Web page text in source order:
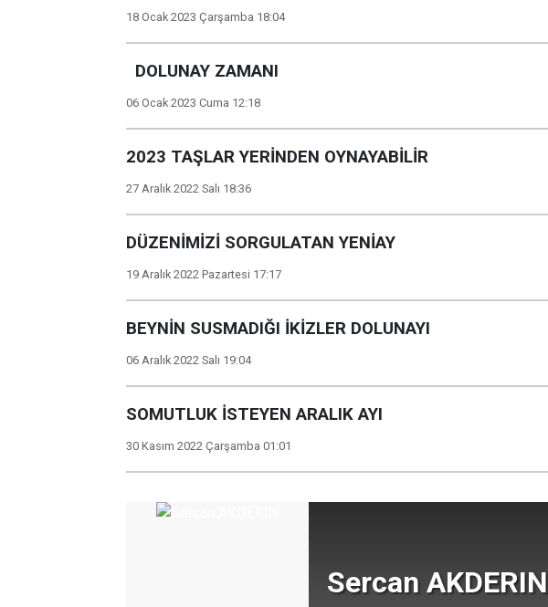
18 Ocak 2023 Çarşamba 18:04
DOLUNAY ZAMANI
06 Ocak 2023 Cuma 12:18
2023 TAŞLAR YERİNDEN OYNAYABİLİR
27 Aralık 2022 Salı 18:36
DÜZENİMİZİ SORGULATAN YENİAY
19 Aralık 2022 Pazartesi 17:17
BEYNİN SUSMADIĞI İKİZLER DOLUNAYI
06 Aralık 2022 Salı 19:04
SOMUTLUK İSTEYEN ARALIK AYI
30 Kasım 2022 Çarşamba 01:01
Sercan AKDERIN